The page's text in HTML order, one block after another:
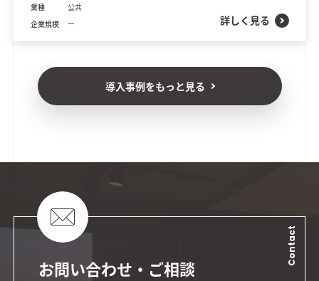
業種
公共
企業規模
ー 詳しく見る
導入事例をもっと見る
お問い合わせ・ご相談
Contact